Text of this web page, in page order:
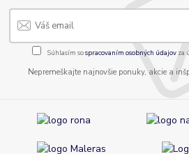
Súhlasím sospracovaním osobných údajov za
Nepremeškajte najnovšie ponuky, akcie a